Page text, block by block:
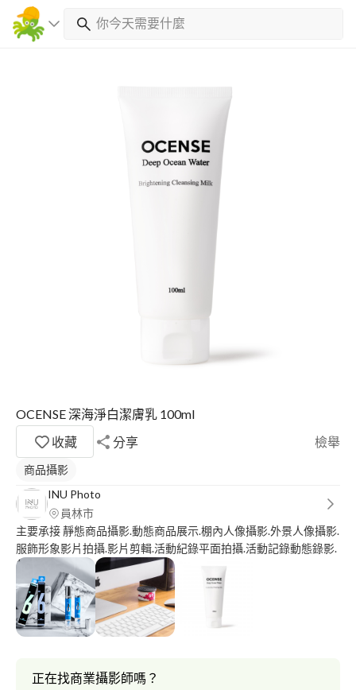
OCENSE 深海淨白潔膚乳 100ml
收藏
分享 檢舉
商品攝影
INU Photo
員林市
主要承接 靜態商品攝影.動態商品展示.棚內人像攝影.外景人像攝影.
服飾形象影片拍攝.影片剪輯.活動紀錄平面拍攝.活動記錄動態錄影.
正在找商業攝影師嗎？